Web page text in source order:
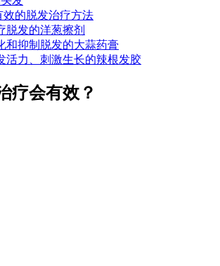
效的脱发治疗方法
脱发的洋葱擦剂
和抑制脱发的大蒜药膏
活力、刺激生长的辣根发胶
疗会有效？